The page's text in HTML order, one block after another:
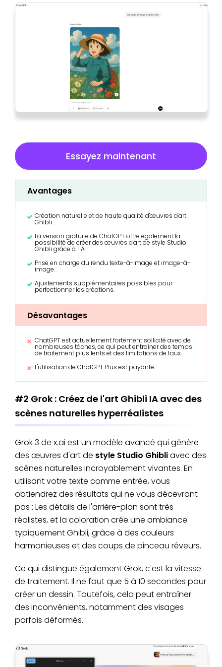
Essayez maintenant
Avantages
Création naturelle et de haute qualité d'œuvres d'art
Ghibli.
La version gratuite de ChatGPT offre également la
possibilité de créer des œuvres d'art de style Studio
Ghibli grâce à l'IA.
Prise en charge du rendu texte-à-image et image-à-
image.
Ajustements supplémentaires possibles pour
perfectionner les créations.
Désavantages
ChatGPT est actuellement fortement sollicité avec de
nombreuses tâches, ce qui peut entraîner des temps
de traitement plus lents et des limitations de taux.
L'utilisation de ChatGPT Plus est payante.
#2 Grok : Créez de l'art Ghibli IA avec des
scènes naturelles hyperréalistes
Grok 3 de x.ai est un modèle avancé qui génère
des œuvres d'art de style Studio Ghibliavec des
scènes naturelles incroyablement vivantes. En
utilisant votre texte comme entrée, vous
obtiendrez des résultats qui ne vous décevront
pas : Les détails de l'arrière-plan sont très
réalistes, et la coloration crée une ambiance
typiquement Ghibli, grâce à des couleurs
harmonieuses et des coups de pinceau rêveurs.
Ce qui distingue également Grok, c'est la vitesse
de traitement. Il ne faut que 5 à 10 secondes pour
créer un dessin. Toutefois, cela peut entraîner
des inconvénients, notamment des visages
parfois déformés.